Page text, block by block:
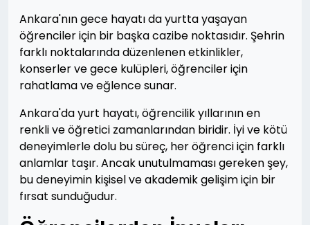
Ankara'nın gece hayatı da yurtta yaşayan
öğrenciler için bir başka cazibe noktasıdır. Şehrin
farklı noktalarında düzenlenen etkinlikler,
konserler ve gece kulüpleri, öğrenciler için
rahatlama ve eğlence sunar.
Ankara'da yurt hayatı, öğrencilik yıllarının en
renkli ve öğretici zamanlarından biridir. İyi ve kötü
deneyimlerle dolu bu süreç, her öğrenci için farklı
anlamlar taşır. Ancak unutulmaması gereken şey,
bu deneyimin kişisel ve akademik gelişim için bir
fırsat sunduğudur.